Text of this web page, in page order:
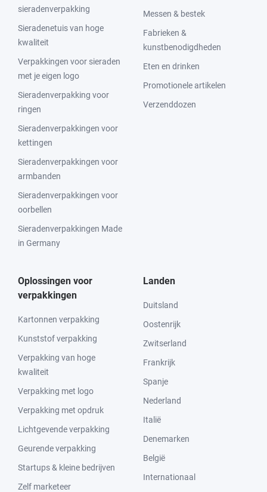
sieradenverpakking
Sieradenetuis van hoge
kwaliteit
Verpakkingen voor sieraden
met je eigen logo
Sieradenverpakking voor
ringen
Sieradenverpakkingen voor
kettingen
Sieradenverpakkingen voor
armbanden
Sieradenverpakkingen voor
oorbellen
Sieradenverpakkingen Made
in Germany
Messen & bestek
Fabrieken &
kunstbenodigdheden
Eten en drinken
Promotionele artikelen
Verzenddozen
Oplossingen voor
verpakkingen
Kartonnen verpakking
Kunststof verpakking
Verpakking van hoge
kwaliteit
Verpakking met logo
Verpakking met opdruk
Lichtgevende verpakking
Geurende verpakking
Startups & kleine bedrijven
Zelf marketeer
Landen
Duitsland
Oostenrijk
Zwitserland
Frankrijk
Spanje
Nederland
Italië
Denemarken
België
Internationaal